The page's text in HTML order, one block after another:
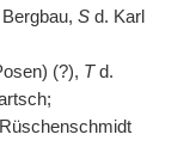
S d. Karl
(?), Td.